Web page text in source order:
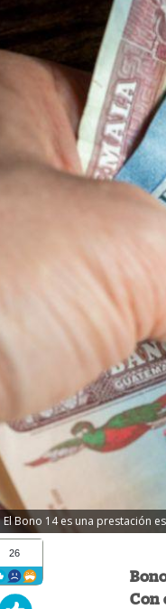
El Bono 14 es una prestación
26
Con